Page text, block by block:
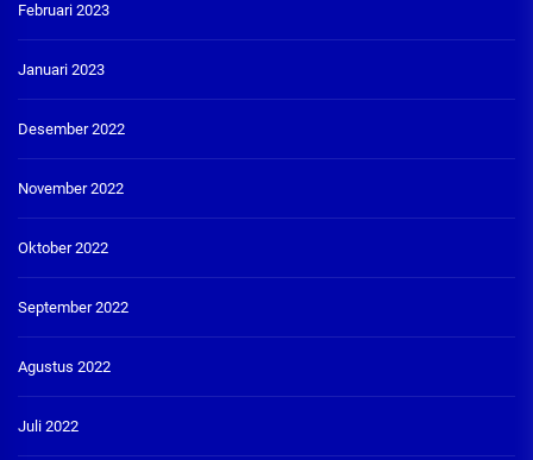
Februari 2023
Januari 2023
Desember 2022
November 2022
Oktober 2022
September 2022
Agustus 2022
Juli 2022